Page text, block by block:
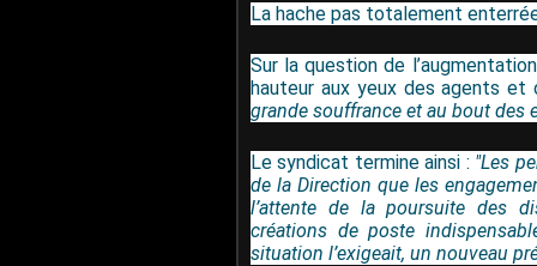
La hache pas totalement
Sur la question de
hauteur aux yeux des agents et
grande souffrance et au bout des
Le syndicat termine ainsi : "Les
de la Direction que les
l’attente de la poursuite des
créations de poste
situation l’exigeait, un nouveau